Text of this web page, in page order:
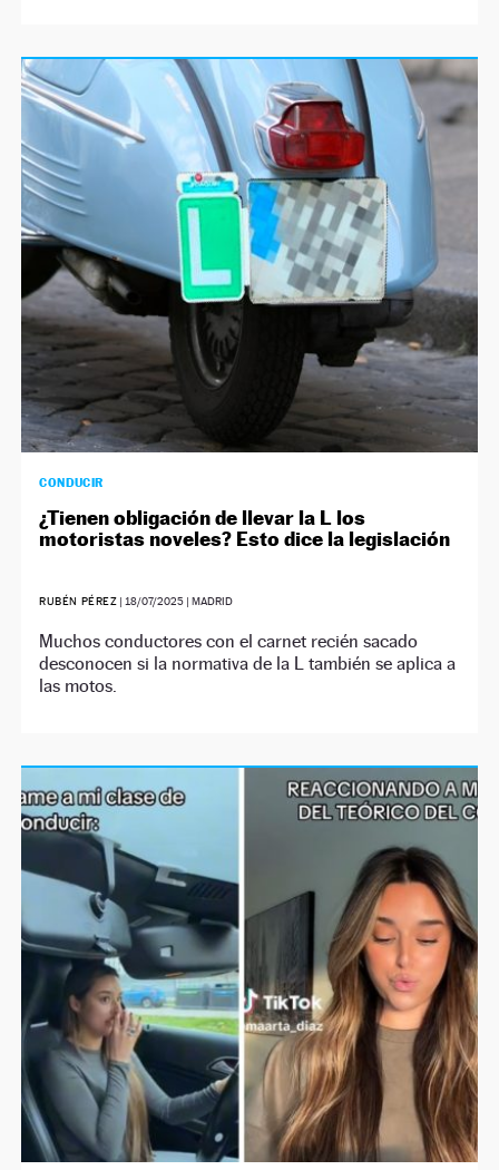
CONDUCIR
¿Tienen obligación de llevar la L los
motoristas noveles? Esto dice la legislación
RUBÉN PÉREZ | 18/07/2025 | MADRID
Muchos conductores con el carnet recién sacado
desconocen si la normativa de la L también se aplica a
las motos.